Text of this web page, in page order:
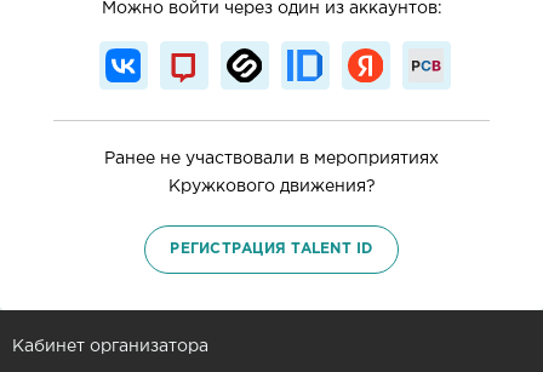
Можно войти через один из аккаунтов:
Ранее не участвовали в мероприятиях
Кружкового движения?
РЕГИСТРАЦИЯ TALENT ID
Кабинет организатора